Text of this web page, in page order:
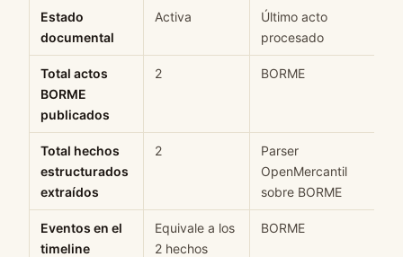
Estado
documental
Activa
Último acto
procesado
Total actos
BORME
publicados
2 BORME
Total hechos
estructurados
extraídos
2
Parser
OpenMercantil
sobre BORME
Eventos en el
timeline
Equivale a los
2 hechos
BORME